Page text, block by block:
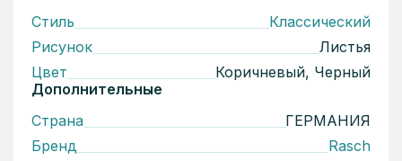
Стиль
Классический
Рисунок
Листья
Цвет
Коричневый, Черный
Дополнительные
Страна
ГЕРМАНИЯ
Бренд
Rasch